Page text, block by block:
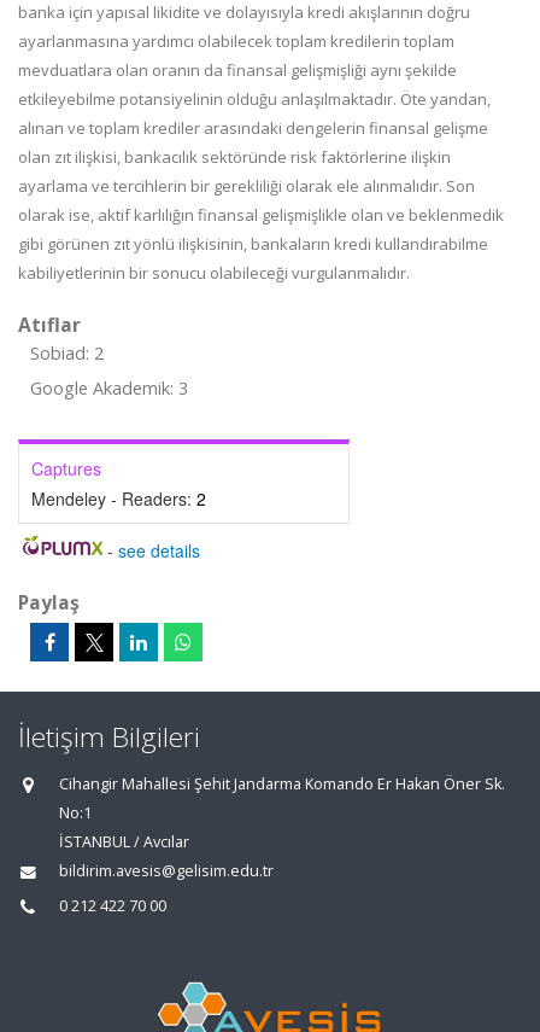
banka için yapısal likidite ve dolayısıyla kredi akışlarının doğru
ayarlanmasına yardımcı olabilecek toplam kredilerin toplam
mevduatlara olan oranın da finansal gelişmişliği aynı şekilde
etkileyebilme potansiyelinin olduğu anlaşılmaktadır. Öte yandan,
alınan ve toplam krediler arasındaki dengelerin finansal gelişme
olan zıt ilişkisi, bankacılık sektöründe risk faktörlerine ilişkin
ayarlama ve tercihlerin bir gerekliliği olarak ele alınmalıdır. Son
olarak ise, aktif karlılığın finansal gelişmişlikle olan ve beklenmedik
gibi görünen zıt yönlü ilişkisinin, bankaların kredi kullandırabilme
kabiliyetlerinin bir sonucu olabileceği vurgulanmalıdır.
Atıflar
Sobiad: 2
Google Akademik: 3
Captures
Mendeley - Readers: 2
- see details
Paylaş
İletişim Bilgileri
Cihangir Mahallesi Şehit Jandarma Komando Er Hakan Öner Sk.
No:1
İSTANBUL / Avcılar
bildirim.avesis@gelisim.edu.tr
0 212 422 70 00